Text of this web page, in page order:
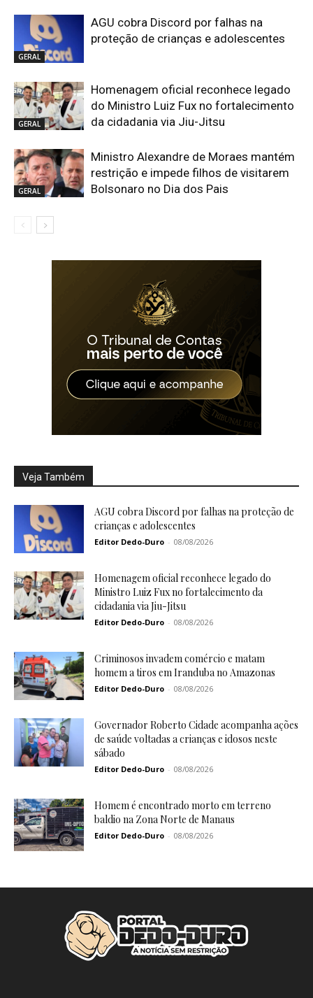
GERAL
AGU cobra Discord por falhas na
proteção de crianças e adolescentes
GERAL
Homenagem oficial reconhece legado
do Ministro Luiz Fux no fortalecimento
da cidadania via Jiu-Jitsu
GERAL
Ministro Alexandre de Moraes mantém
restrição e impede filhos de visitarem
Bolsonaro no Dia dos Pais
Veja Também
AGU cobra Discord por falhas na proteção de
crianças e adolescentes
Editor Dedo-Duro - 08/08/2026
Homenagem oficial reconhece legado do
Ministro Luiz Fux no fortalecimento da
cidadania via Jiu-Jitsu
Editor Dedo-Duro - 08/08/2026
Criminosos invadem comércio e matam
homem a tiros em Iranduba no Amazonas
Editor Dedo-Duro - 08/08/2026
Governador Roberto Cidade acompanha ações
de saúde voltadas a crianças e idosos neste
sábado
Editor Dedo-Duro - 08/08/2026
Homem é encontrado morto em terreno
baldio na Zona Norte de Manaus
Editor Dedo-Duro - 08/08/2026